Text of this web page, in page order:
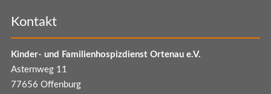
Kontakt
Kinder- und Familienhospizdienst Ortenau e.V.
Asternweg 11
77656 Offenburg